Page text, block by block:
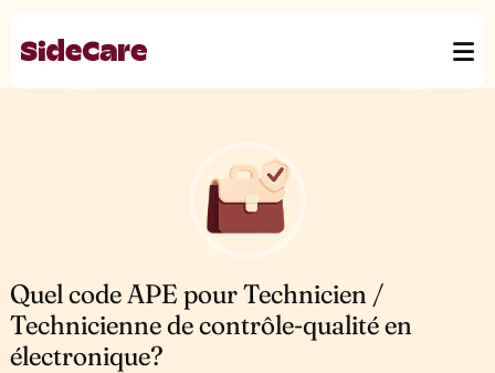
Quel code APE pour Technicien /
Technicienne de contrôle-qualité en
électronique?